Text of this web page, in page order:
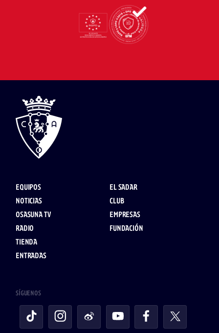
EQUIPOS
NOTICIAS
OSASUNA TV
RADIO
TIENDA
ENTRADAS
EL SADAR
CLUB
EMPRESAS
FUNDACIÓN
SÍGUENOS